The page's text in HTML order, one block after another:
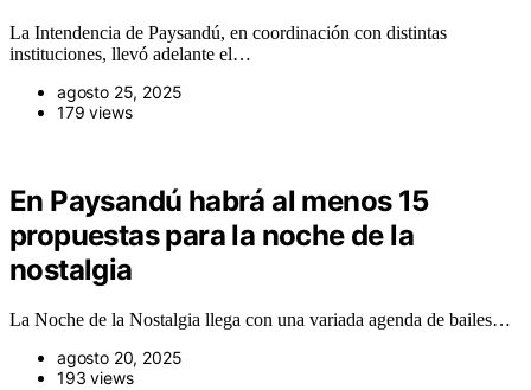
La Intendencia de Paysandú, en coordinación con distintas
instituciones, llevó adelante el…
agosto 25, 2025
179 views
En Paysandú habrá al menos 15
propuestas para la noche de la
nostalgia
La Noche de la Nostalgia llega con una variada agenda de bailes…
agosto 20, 2025
193 views